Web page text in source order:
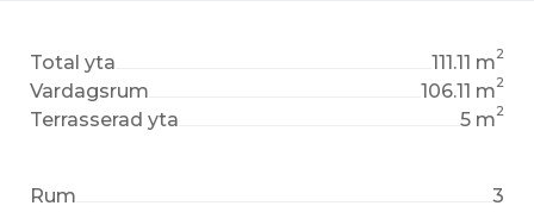
Total yta 111.11 m2
Vardagsrum 106.11 m2
Terrasserad yta 5 m2
Rum
3